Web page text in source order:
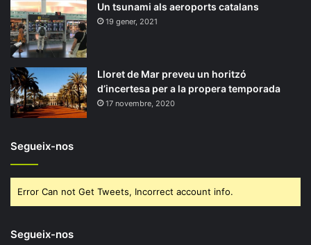
Un tsunami als aeroports catalans
19 gener, 2021
Lloret de Mar preveu un horitzó
d’incertesa per a la propera temporada
17 novembre, 2020
Segueix-nos
Error Can not Get Tweets, Incorrect account info.
Segueix-nos